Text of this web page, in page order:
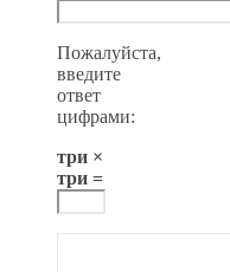
Пожалуйста,
введите
ответ
цифрами:
три ×
три =